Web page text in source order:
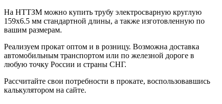
На НТТЗМ можно купить трубу электросварную круглую
159х6.5 мм стандартной длины, а также изготовленную по
вашим размерам.
Реализуем прокат оптом и в розницу. Возможна доставка
автомобильным транспортом или по железной дороге в
любую точку России и страны СНГ.
Рассчитайте свои потребности в прокате, воспользовавшись
калькулятором на сайте.